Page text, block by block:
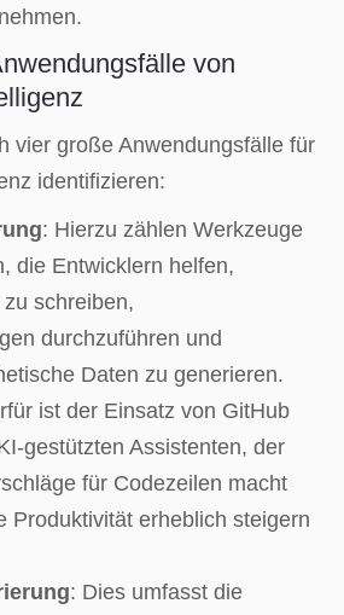
von
vier große Anwendungsfälle für
identifizieren:
: Hierzu zählen Werkzeuge
die Entwicklern helfen,
schreiben,
durchzuführen und
Daten zu generieren.
ist der Einsatz von GitHub
gestützten Assistenten, der
für Codezeilen macht
Produktivität erheblich steigern
: Dies umfasst die